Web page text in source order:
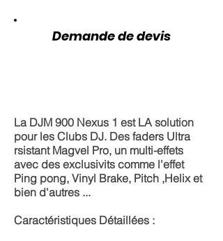
Demande de devis
La DJM 900 Nexus 1 est LA solution
pour les Clubs DJ. Des faders Ultra
rsistant Magvel Pro, un multi-effets
avec des exclusivits comme l'effet
Ping pong, Vinyl Brake, Pitch ,Helix et
bien d'autres ...
Caractéristiques Détaillées :